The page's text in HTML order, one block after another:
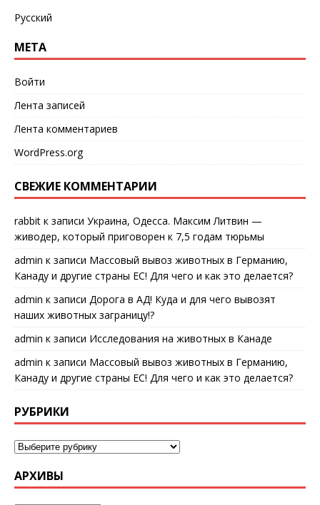
Русский
МЕТА
Войти
Лента записей
Лента комментариев
WordPress.org
СВЕЖИЕ КОММЕНТАРИИ
rabbit к записи Украина, Одесса. Максим Литвин —
живодер, который приговорен к 7,5 годам тюрьмы
admin к записи Массовый вывоз животных в Германию,
Канаду и другие страны ЕС! Для чего и как это делается?
admin к записи Дорога в АД! Куда и для чего вывозят
наших животных заграницу!?
admin к записи Исследования на животных в Канаде
admin к записи Массовый вывоз животных в Германию,
Канаду и другие страны ЕС! Для чего и как это делается?
РУБРИКИ
АРХИВЫ